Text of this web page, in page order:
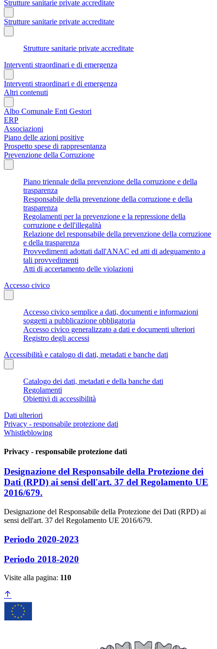
Strutture sanitarie private accreditate
Strutture sanitarie private accreditate
Strutture sanitarie private accreditate
Interventi straordinari e di emergenza
Interventi straordinari e di emergenza
Altri contenuti
Albo Comunale Enti Gestori
ERP
Associazioni
Piano delle azioni positive
Prospetto spese di rappresentanza
Prevenzione della Corruzione
Piano triennale della prevenzione della corruzione e della
trasparenza
Responsabile della prevenzione della corruzione e della
trasparenza
Regolamenti per la prevenzione e la repressione della
corruzione e dell'illegalità
Relazione del responsabile della prevenzione della corruzione
e della trasparenza
Provvedimenti adottati dall'ANAC ed atti di adeguamento a
tali provvedimenti
Atti di accertamento delle violazioni
Accesso civico
Accesso civico semplice a dati, documenti e informazioni
soggetti a pubblicazione obbligatoria
Accesso civico generalizzato a dati e documenti ulteriori
Registro degli accessi
Accessibilità e catalogo di dati, metadati e banche dati
Catalogo dei dati, metadati e della banche dati
Regolamenti
Obiettivi di accessibilità
Dati ulteriori
Privacy - responsabile protezione dati
Whistleblowing
Privacy - responsabile protezione dati
Designazione del Responsabile della Protezione dei
Dati (RPD) ai sensi dell'art. 37 del Regolamento UE
2016/679.
Designazione del Responsabile della Protezione dei Dati (RPD) ai
sensi dell'art. 37 del Regolamento UE 2016/679.
Periodo 2020-2023
Periodo 2018-2020
Visite alla pagina: 110